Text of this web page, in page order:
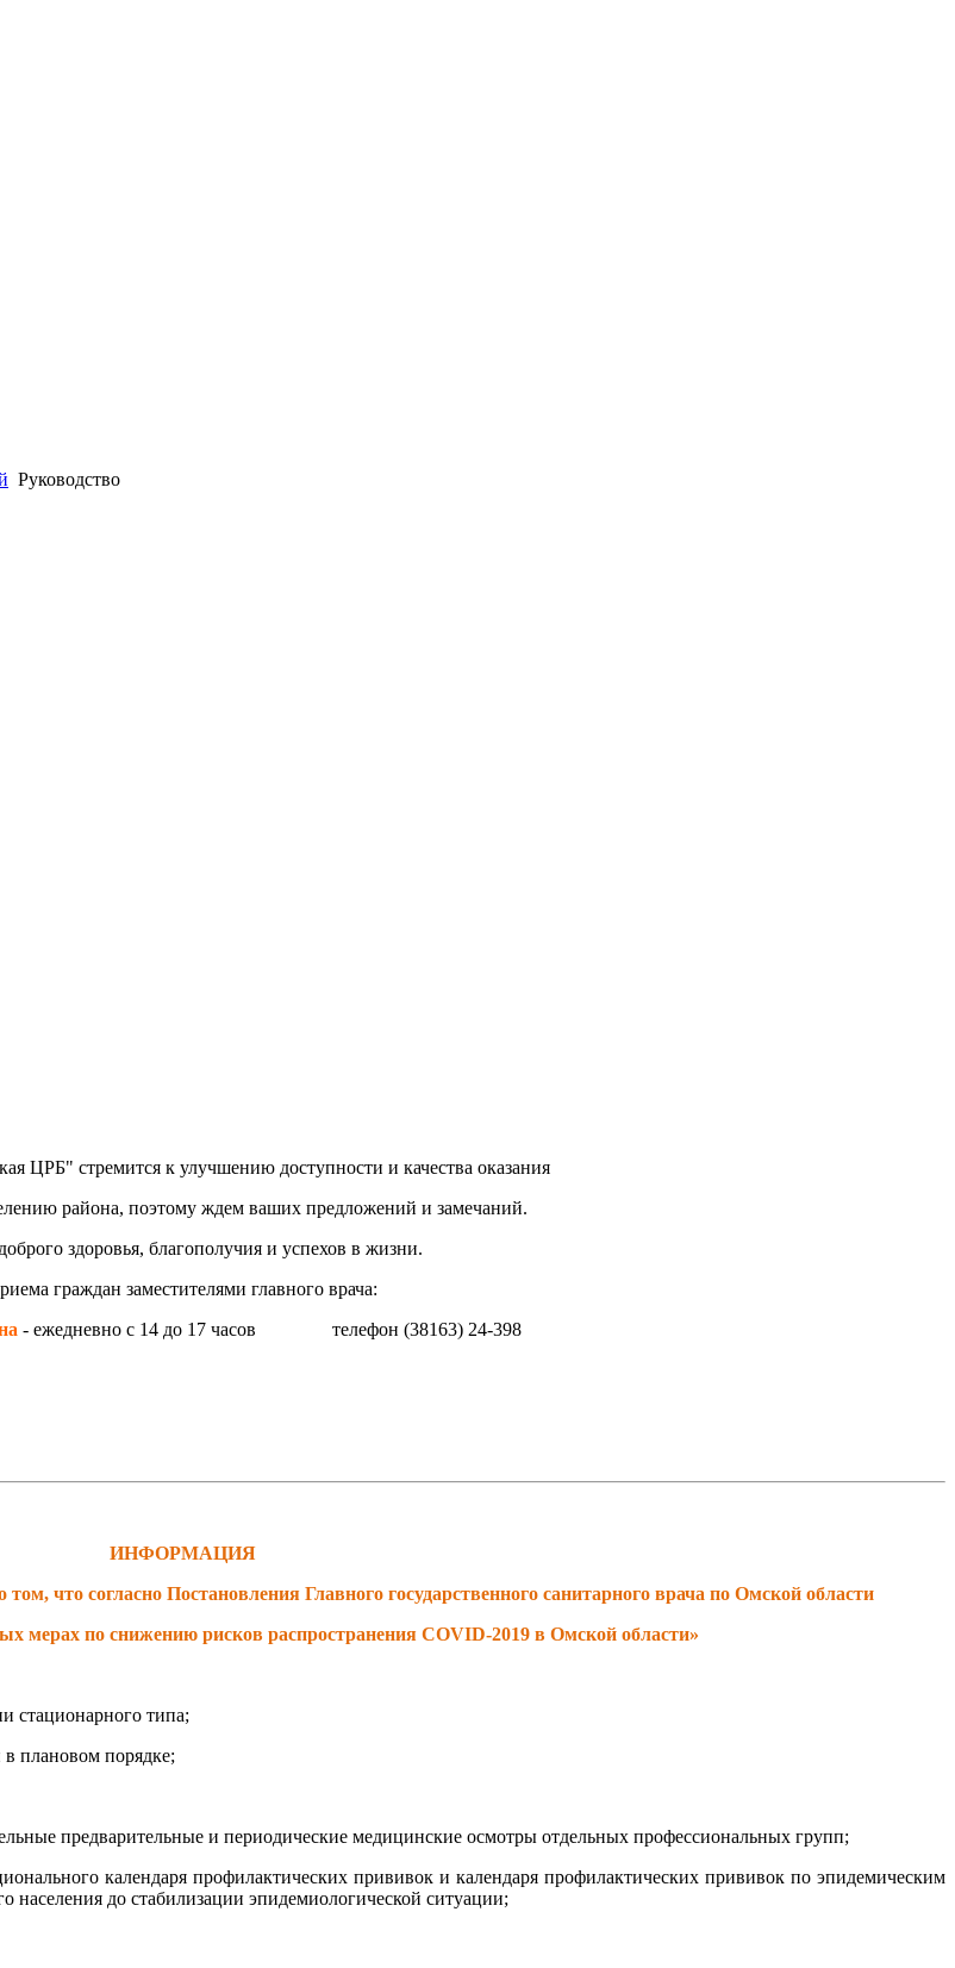
Руководство
ЦРБ" стремится к улучшению доступности и качества оказания
района, поэтому ждем ваших предложений и замечаний.
здоровья, благополучия и успехов в жизни.
граждан заместителями главного врача:
- ежедневно с 14 до 17 часов телефон (38163) 24-398
ИНФОРМАЦИЯ
что согласно Постановления Главного государственного санитарного врача по Омской области
мерах по снижению рисков распространения COVID-2019 в Омской области»
стационарного типа;
плановом порядке;
предварительные и периодические медицинские осмотры отдельных профессиональных групп;
календаря профилактических прививок и календаря профилактических прививок по эпидемическим
населения до стабилизации эпидемиологической ситуации;